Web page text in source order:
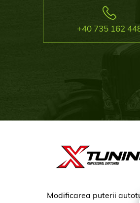
+40 735 162
Modificarea puterii